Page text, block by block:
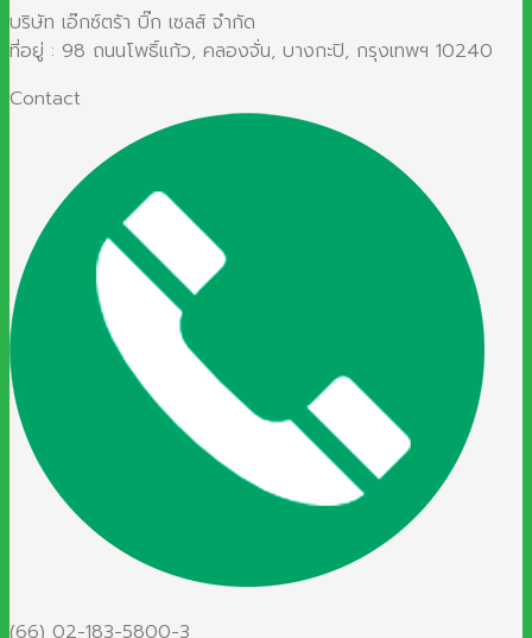
บริษัท เอ๊กซ์ตร้า บิ๊ก เซลส์ จำกัด
ที่อยู่ : 98 ถนนโพธิ์แก้ว, คลองจั่น, บางกะปิ, กรุงเทพฯ 10240
Contact
(66) 02-183-5800-3